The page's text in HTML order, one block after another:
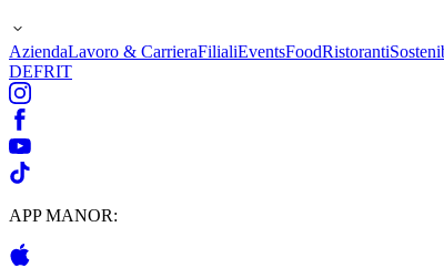
AziendaLavoro & CarrieraFilialiEventsFoodRistoranti
DEFRIT
APP MANOR: